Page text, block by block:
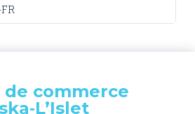
de commerce